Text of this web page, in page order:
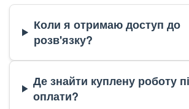
Коли я отримаю доступ до
розв'язку?
Де знайти куплену роботу
оплати?